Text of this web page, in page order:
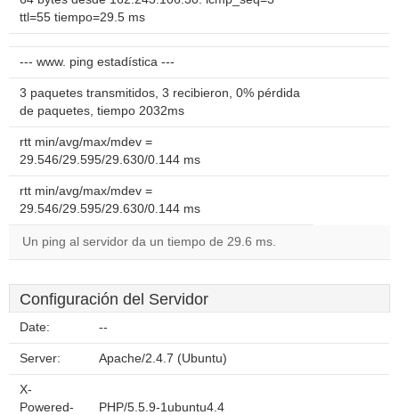
ttl=55 tiempo=29.5 ms
--- www. ping estadística ---
3 paquetes transmitidos, 3 recibieron, 0% pérdida
de paquetes, tiempo 2032ms
rtt min/avg/max/mdev =
29.546/29.595/29.630/0.144 ms
rtt min/avg/max/mdev =
29.546/29.595/29.630/0.144 ms
Un ping al servidor da un tiempo de 29.6 ms.
Configuración del Servidor
Date: --
Server: Apache/2.4.7 (Ubuntu)
X-
Powered-
PHP/5.5.9-1ubuntu4.4